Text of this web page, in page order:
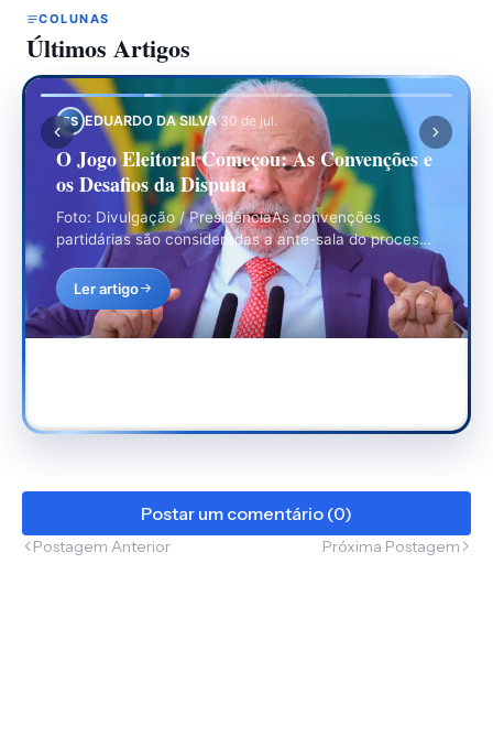
COLUNAS
Últimos Artigos
ES EDUARDO DA SILVA·30 de jul.
O Jogo Eleitoral Começou: As Convenções e
os Desafios da Disputa
Foto: Divulgação / PresidênciaAs convenções
partidárias são consideradas a ante-sala do processo
eleitoral, ou seja, a partir…
Ler artigo
Postar um comentário (0)
Postagem Anterior Próxima Postagem